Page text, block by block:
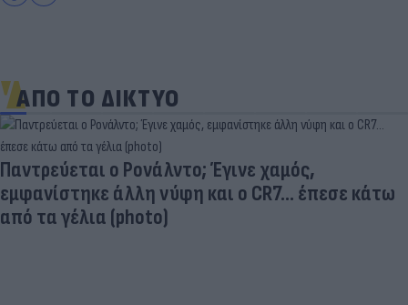
ΑΠΟ ΤΟ ΔΙΚΤΥΟ
Παντρεύεται ο Ρονάλντο; Έγινε χαμός,
εμφανίστηκε άλλη νύφη και ο CR7… έπεσε κάτω
από τα γέλια (photo)